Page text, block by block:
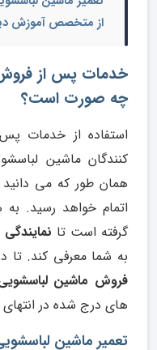
از متخصص آموزش
خدمات پس از فروش
چه صورت است؟
استفاده از خدمات
کنندگان ماشین
همان طور که می دانید
اتمام خواهد رسید.
گرفته است تا
به شما معرفی کند. تا
فروش ماشین
های درج شده در
تعمیر ماشین